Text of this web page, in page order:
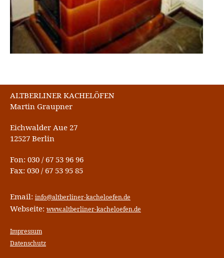
ALTBERLINER KACHELÖFEN
Martin Graupner
Eichwalder Aue 27
12527 Berlin
Fon: 030 / 67 53 96 96
Fax: 030 / 67 53 95 85
Email: info@altberliner-kacheloefen.de
Webseite: www.altberliner-kacheloefen.de
Impressum
Datenschutz